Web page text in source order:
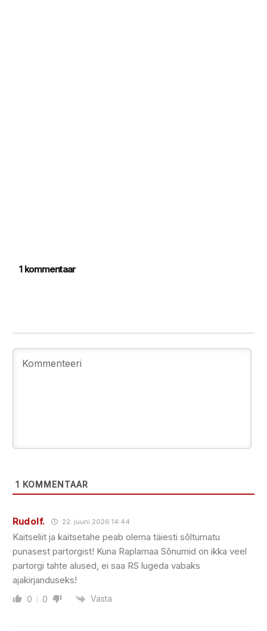
1 kommentaar
1 KOMMENTAAR
Rudolf. 22. juuni 2026 14:44
Kaitseliit ja kaitsetahe peab olema täiesti sõltumatu
punasest partorgist! Kuna Raplamaa Sõnumid on ikka veel
partorgi tahte alused, ei saa RS lugeda vabaks
ajakirjanduseks!
0 0 Vasta